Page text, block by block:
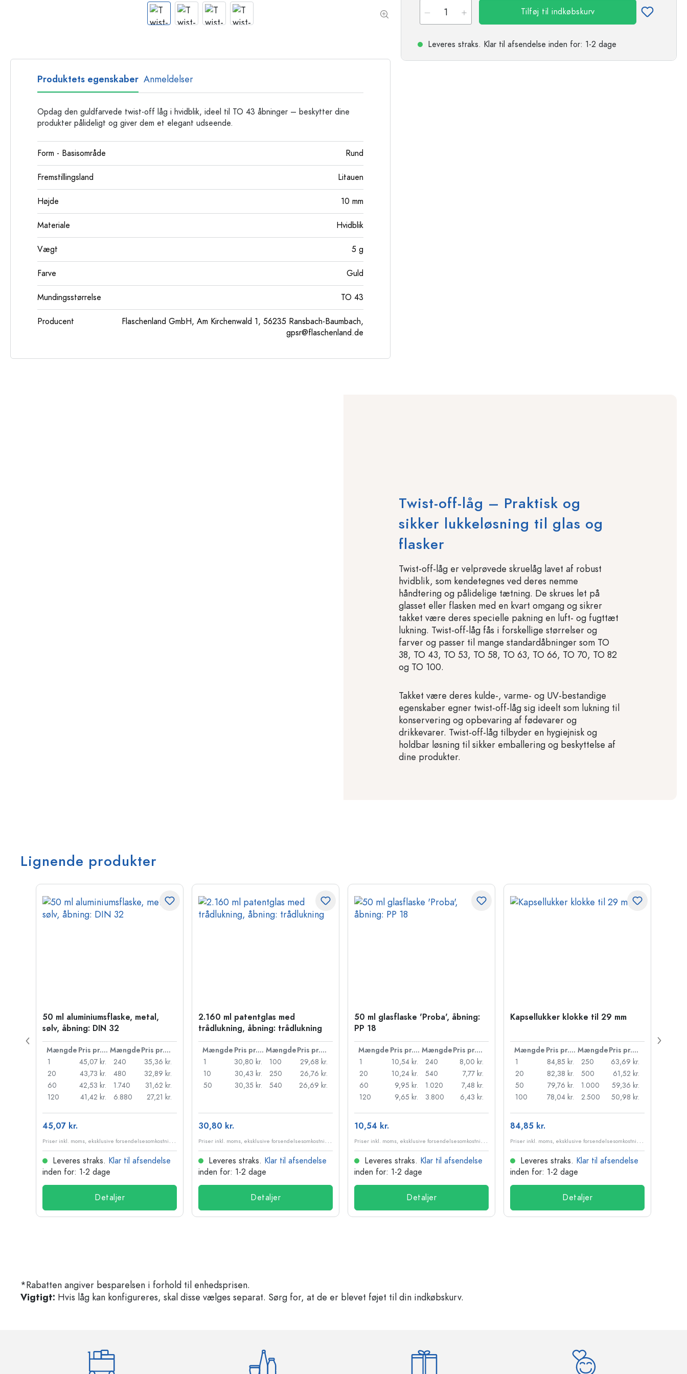
Glasflasker
Plastflasker
Tilføj til indkøbskurv
Leveres straks. Klar til afsendelse inden for: 1-2 dage
Produktets egenskaber Anmeldelser
Opdag den guldfarvede twist-off låg i hvidblik, ideel til TO 43 åbninger – beskytter dine
produkter pålideligt og giver dem et elegant udseende.
Form - Basisområde Rund
Fremstillingsland Litauen
Højde 10 mm
Materiale Hvidblik
Vægt 5 g
Farve Guld
Mundingsstørrelse TO 43
Producent
Flaschenland GmbH, Am Kirchenwald 1, 56235 Ransbach-Baumbach,
gpsr@flaschenland.de
Twist-off-låg – Praktisk og
sikker lukkeløsning til glas og
flasker
Twist-off-låg er velprøvede skruelåg lavet af robust
hvidblik, som kendetegnes ved deres nemme
håndtering og pålidelige tætning. De skrues let på
glasset eller flasken med en kvart omgang og sikrer
takket være deres specielle pakning en luft- og fugttæt
lukning. Twist-off-låg fås i forskellige størrelser og
farver og passer til mange standardåbninger som TO
38, TO 43, TO 53, TO 58, TO 63, TO 66, TO 70, TO 82
og TO 100.
Takket være deres kulde-, varme- og UV-bestandige
egenskaber egner twist-off-låg sig ideelt som lukning til
konservering og opbevaring af fødevarer og
drikkevarer. Twist-off-låg tilbyder en hygiejnisk og
holdbar løsning til sikker emballering og beskyttelse af
dine produkter.
Lignende produkter
50 ml aluminiumsflaske, metal,
sølv, åbning: DIN 32
Mængde Pris pr. stk. Mængde
Pris pr. stk.
1
45,07 kr.
20
43,73 kr.
60
42,53 kr.
120
41,42 kr.
240
35,36 kr.
480
32,89 kr.
1.740
31,62 kr.
6.880
27,21 kr.
45,07 kr.
P
riser inkl. moms, eksklusive forsendelsesomkostninger
Leveres straks. Klar til afsendelse
inden for: 1-2 dage
Detaljer
2.160 ml patentglas med
trådlukning, åbning: trådlukning
Mængde Pris pr. stk. Mængde
Pris pr. stk.
1
30,80 kr.
10
30,43 kr.
50
30,35 kr.
100
29,68 kr.
250
26,76 kr.
540
26,69 kr.
30,80 kr.
P
riser inkl. moms, eksklusive forsendelsesomkostninger
Leveres straks. Klar til afsendelse
inden for: 1-2 dage
Detaljer
50 ml glasflaske 'Proba', åbning:
PP 18
Mængde Pris pr. stk. Mængde
Pris pr. stk.
1
10,54 kr.
20
10,24 kr.
60
9,95 kr.
120
9,65 kr.
240
8,00 kr.
540
7,77 kr.
1.020
7,48 kr.
3.800
6,43 kr.
10,54 kr.
P
riser inkl. moms, eksklusive forsendelsesomkostninger
Leveres straks. Klar til afsendelse
inden for: 1-2 dage
Detaljer
Kapsellukker klokke til 29 mm
Mængde Pris pr. stk. Mængde
Pris pr. stk.
1
84,85 kr.
20
82,38 kr.
50
79,76 kr.
100
78,04 kr.
250
63,69 kr.
500
61,52 kr.
1.000
59,36 kr.
2.500
50,98 kr.
84,85 kr.
P
riser inkl. moms, eksklusive forsendelsesomkostninger
Leveres straks. Klar til afsendelse
inden for: 1-2 dage
Detaljer
*Rabatten angiver besparelsen i forhold til enhedsprisen.
Vigtigt: Hvis låg kan konfigureres, skal disse vælges separat. Sørg for, at de er blevet føjet til din indkøbskurv.